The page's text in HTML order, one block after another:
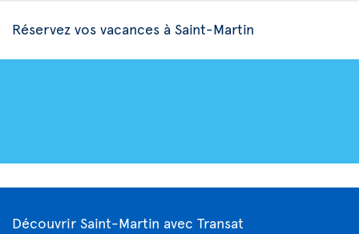
Réservez vos vacances à Saint-Martin
Découvrir Saint-Martin avec Transat